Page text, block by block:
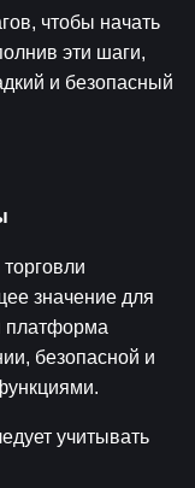
чтобы начать
эти шаги,
и безопасный
значение для
платформа
безопасной и
учитывать